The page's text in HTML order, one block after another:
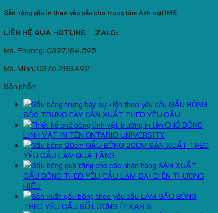
Sẵn hàng gấu in theo yêu cầu cho trung tâm Anh ngữ IMS
LIÊN HỆ QUA HOTLINE – ZALO:
Ms. Phương: 0397.184.595
Ms. Minh: 0376.288.492
Sản phẩm
GẤU BÔNG
SÓC TRƯNG BÀY SẢN XUẤT THEO YÊU CẦU
CHÓ BÔNG
LINH VẬT IN TÊN ONTARIO UNIVERSITY
GẤU BÔNG 20CM SẢN XUẤT THEO
YÊU CẦU LÀM QUÀ TẶNG
SẢN XUẤT
GẤU BÔNG THEO YÊU CẦU LÀM ĐẠI DIỆN THƯƠNG
HIỆU
LÀM GẤU BÔNG
THEO YÊU CẦU SỐ LƯỢNG ÍT KARIS